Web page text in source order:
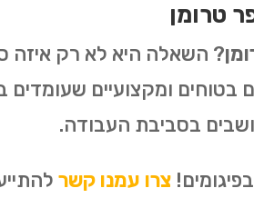
טרומן
? השאלה היא לא רק איזה
בטוחים ומקצועיים
בסביבת העבודה.
צרו עמנו קשר